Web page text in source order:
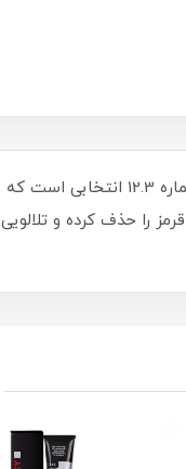
تجربه شکوه و درخشش با رنگ مو کاترومر؛ بلوند زیتونی قطبی (12.3)، اگر به دنبال رنگی خاص، مدرن و خیره کننده هستید، رنگ مو کاترومر شماره 12.3 انتخابی است که
را حذف کرده و تلالویی